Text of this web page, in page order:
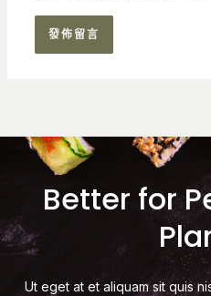
Better for
Ut eget at et aliquam sit quis